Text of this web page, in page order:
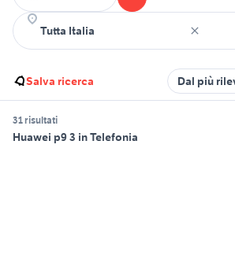
Salva ricerca Dal più
31 risultati
Huawei p9 3 in Telefonia